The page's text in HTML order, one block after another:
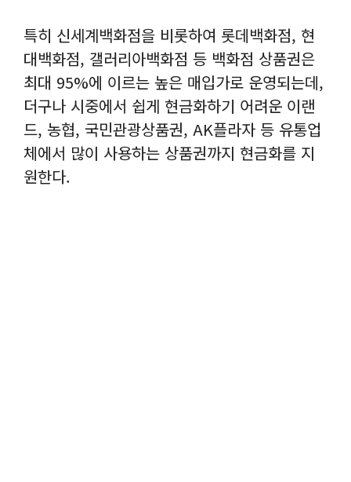
특히 신세계백화점을 비롯하여 롯데백화점, 현
대백화점, 갤러리아백화점 등 백화점 상품권은
최대 95%에 이르는 높은 매입가로 운영되는데,
더구나 시중에서 쉽게 현금화하기 어려운 이랜
드, 농협, 국민관광상품권, AK플라자 등 유통업
체에서 많이 사용하는 상품권까지 현금화를 지
원한다.